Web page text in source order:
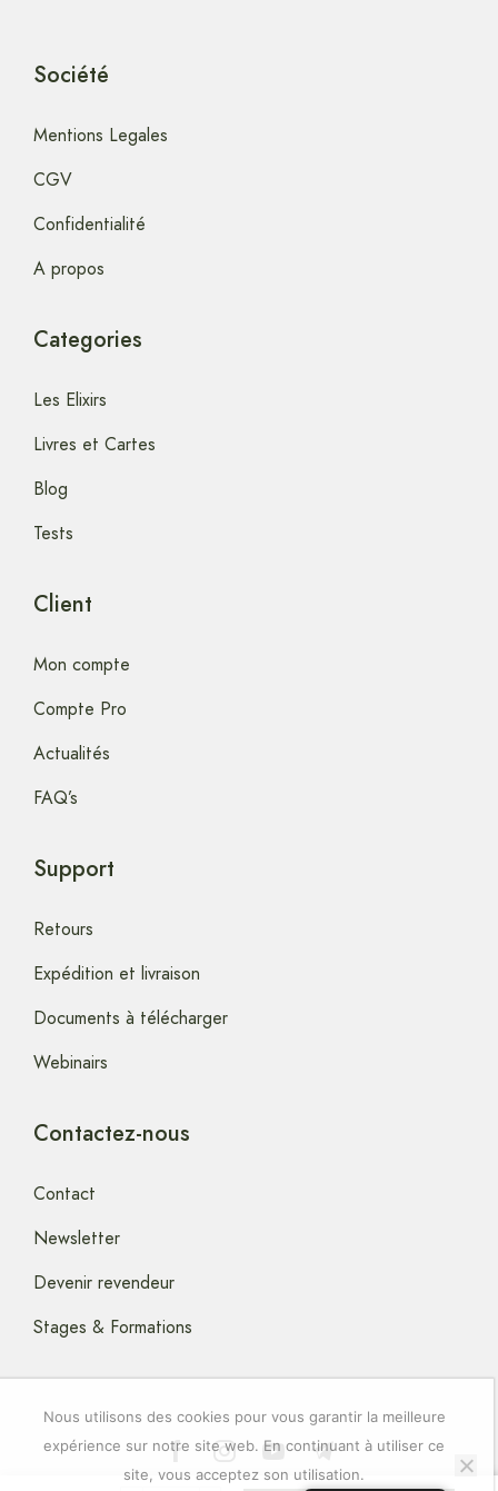
Société
Mentions Legales
CGV
Confidentialité
A propos
Categories
Les Elixirs
Livres et Cartes
Blog
Tests
Client
Mon compte
Compte Pro
Actualités
FAQ’s
Support
Retours
Expédition et livraison
Documents à télécharger
Webinairs
Contactez-nous
Contact
Newsletter
Devenir revendeur
Stages & Formations
Nous utilisons des cookies pour vous garantir la meilleure
expérience sur notre site web. En continuant à utiliser ce
site, vous acceptez son utilisation.